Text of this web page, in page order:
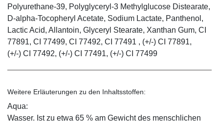
Polyurethane-39, Polyglyceryl-3 Methylglucose Distearate,
D-alpha-Tocopheryl Acetate, Sodium Lactate, Panthenol,
Lactic Acid, Allantoin, Glyceryl Stearate, Xanthan Gum, CI
77891, CI 77499, CI 77492, CI 77491 , (+/-) CI 77891,
(+/-) CI 77492, (+/-) CI 77491, (+/-) CI 77499
Weitere Erläuterungen zu den Inhaltsstoffen:
Aqua:
Wasser. Ist zu etwa 65 % am Gewicht des menschlichen